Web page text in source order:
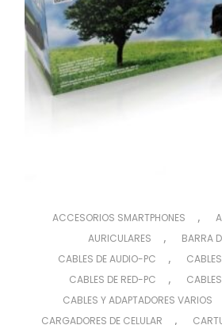
ACCESORIOS SMARTPHONES ,
AURICULARES , BARRA
CABLES DE AUDIO-PC ,
CABLES DE RED-PC ,
CABLES Y ADAPTADORES VARIOS
CARGADORES DE CELULAR ,